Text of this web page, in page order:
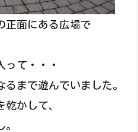
正面にある広場で
って・・・
まで遊んでいました。
かして、